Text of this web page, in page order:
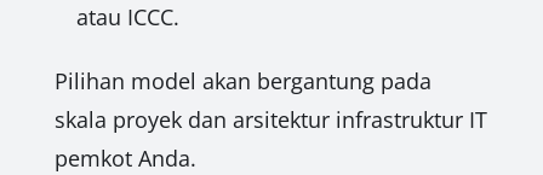
atau ICCC.
Pilihan model akan bergantung pada
skala proyek dan arsitektur infrastruktur IT
pemkot Anda.